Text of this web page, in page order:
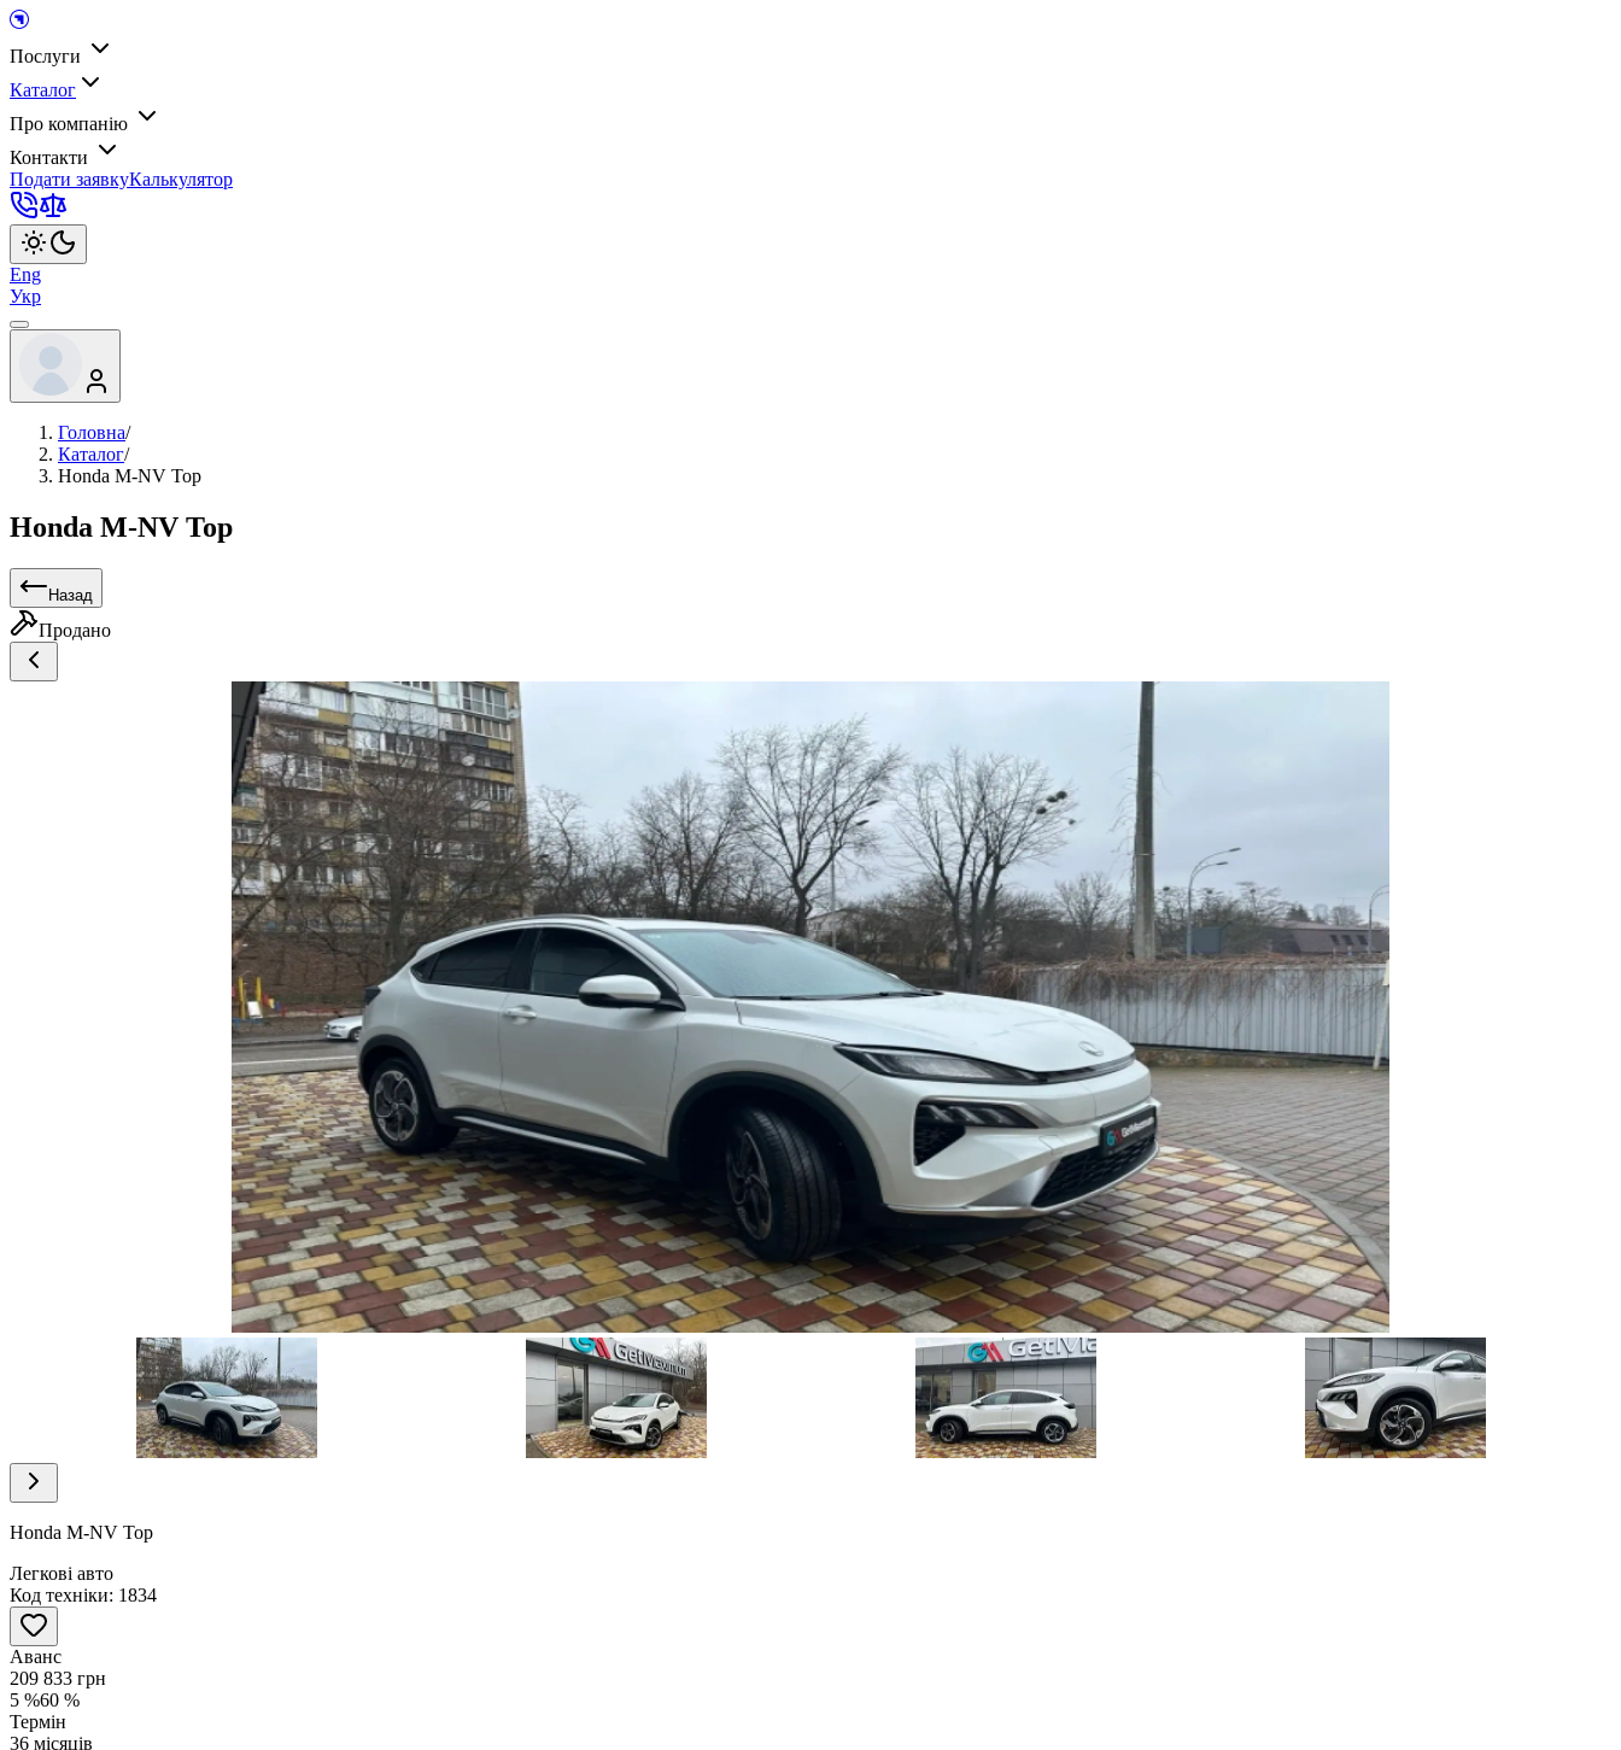
Послуги
Каталог
Про компанію
Контакти
Подати заявкуКалькулятор
Eng
Укр
Головна/
Каталог/
Honda M-NV Top
Honda M-NV Top
Назад
Продано
Item
20
Honda M-NV Top
Легкові авто
Код техніки: 1834
Аванс
209 833 грн
5 %60 %
Термін
36 місяців